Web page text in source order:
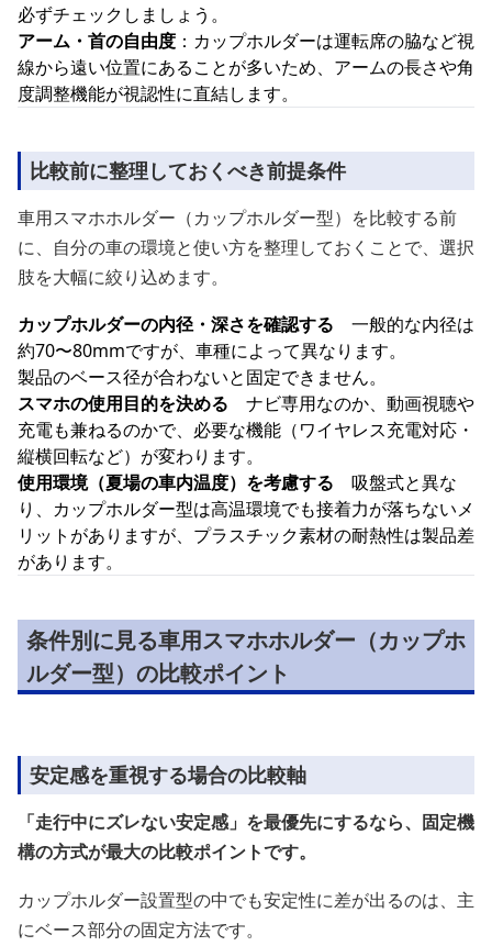
必ずチェックしましょう。
アーム・首の自由度 ：カップホルダーは運転席の脇など視
線から遠い位置にあることが多いため、アームの長さや角
度調整機能が視認性に直結します。
比較前に整理しておくべき前提条件
車用スマホホルダー（カップホルダー型）を比較する前
に、自分の車の環境と使い方を整理しておくことで、選択
肢を大幅に絞り込めます。
カップホルダーの内径・深さを確認する 一般的な内径は
約70〜80mmですが、車種によって異なります。
製品のベース径が合わないと固定できません。
スマホの使用目的を決める ナビ専用なのか、動画視聴や
充電も兼ねるのかで、必要な機能（ワイヤレス充電対応・
縦横回転など）が変わります。
使用環境（夏場の車内温度）を考慮する 吸盤式と異な
り、カップホルダー型は高温環境でも接着力が落ちないメ
リットがありますが、プラスチック素材の耐熱性は製品差
があります。
条件別に見る車用スマホホルダー（カップホ
ルダー型）の比較ポイント
安定感を重視する場合の比較軸
「走行中にズレない安定感」を最優先にするなら、固定機
構の方式が最大の比較ポイントです。
カップホルダー設置型の中でも安定性に差が出るのは、主
にベース部分の固定方法です。